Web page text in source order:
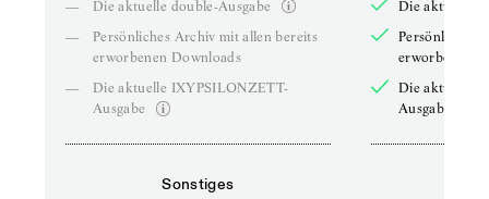
—
Die aktuelle double-Ausgabe
—
Persönliches Archiv mit allen bereits
erworbenen Downloads
—
Die aktuelle IXYPSILONZETT-
Ausgabe
Sonstiges
Die aktuelle
Persönliches
erworbenen
Die aktuelle
Ausgabe